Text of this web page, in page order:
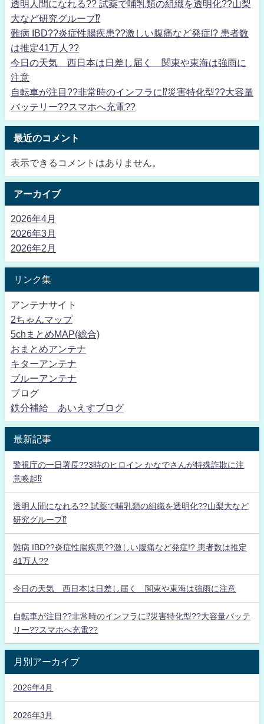
透明人間になれる?? 試薬で哺乳類の組織を透明化??山梨
大など研究グループ⁉
難病 IBD??炎症性腸疾患??激しい腹痛など発症!? 患者数
は推定41万人??
今日の天気 西日本は日差し届く 関東や東海は強雨に
注意
自転車が注目??非常時のインフラに⁉災害特化型??大容量
バッテリー??スマホへ充電??
最近のコメント
表示できるコメントはありません。
アーカイブ
2026年4月
2026年3月
2026年2月
リンク集
アンテナサイト
2ちゃんマップ
5chまとめMAP(総合)
おまとめアンテナ
キターアンテナ
ブルーアンテナ
ブログ
鉄分補給 あいえすブログ
最新記事
警視庁の一日署長??3時のヒロイン かなでさんが特殊詐欺に注
意喚起⁉
透明人間になれる?? 試薬で哺乳類の組織を透明化??山梨大など
研究グループ⁉
難病 IBD??炎症性腸疾患??激しい腹痛など発症!? 患者数は推定
41万人??
今日の天気 西日本は日差し届く 関東や東海は強雨に注意
自転車が注目??非常時のインフラに⁉災害特化型??大容量バッテ
リー??スマホへ充電??
月別アーカイブ
2026年4月
2026年3月